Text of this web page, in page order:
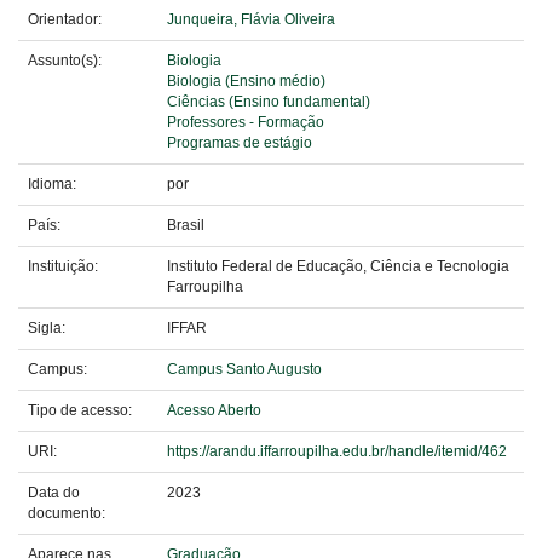
Orientador: Junqueira, Flávia Oliveira
Assunto(s):
Biologia
Biologia (Ensino médio)
Ciências (Ensino fundamental)
Professores - Formação
Programas de estágio
Idioma: por
País: Brasil
Instituição:
Instituto Federal de Educação, Ciência e Tecnologia
Farroupilha
Sigla: IFFAR
Campus: Campus Santo Augusto
Tipo de acesso: Acesso Aberto
URI: https://arandu.iffarroupilha.edu.br/handle/itemid/462
Data do
documento:
2023
Aparece nas
Graduação